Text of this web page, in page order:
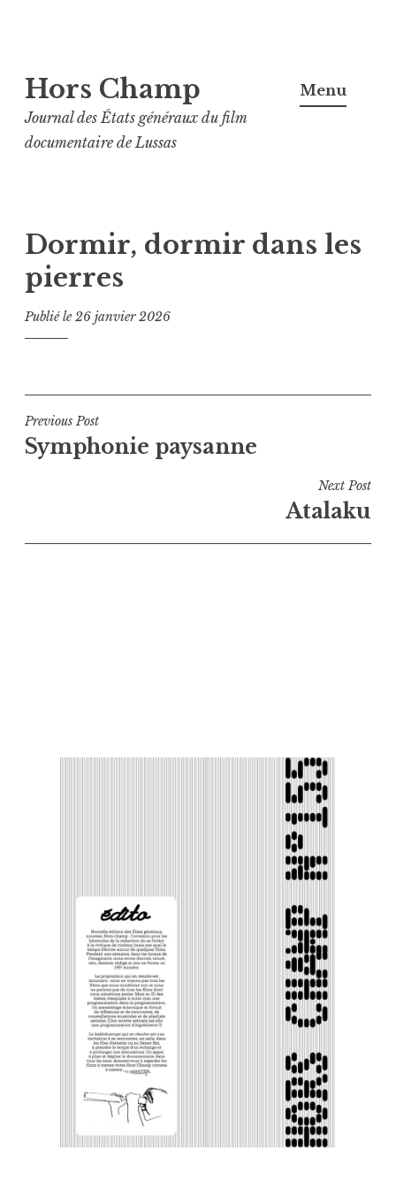
au
contenu
principal
Hors Champ
Journal des États généraux du film
documentaire de Lussas
Menu
Dormir, dormir dans les
pierres
Publié le26 janvier 2026
Navigation
de
Previous Post
Symphonie paysanne
Next Post
Atalaku